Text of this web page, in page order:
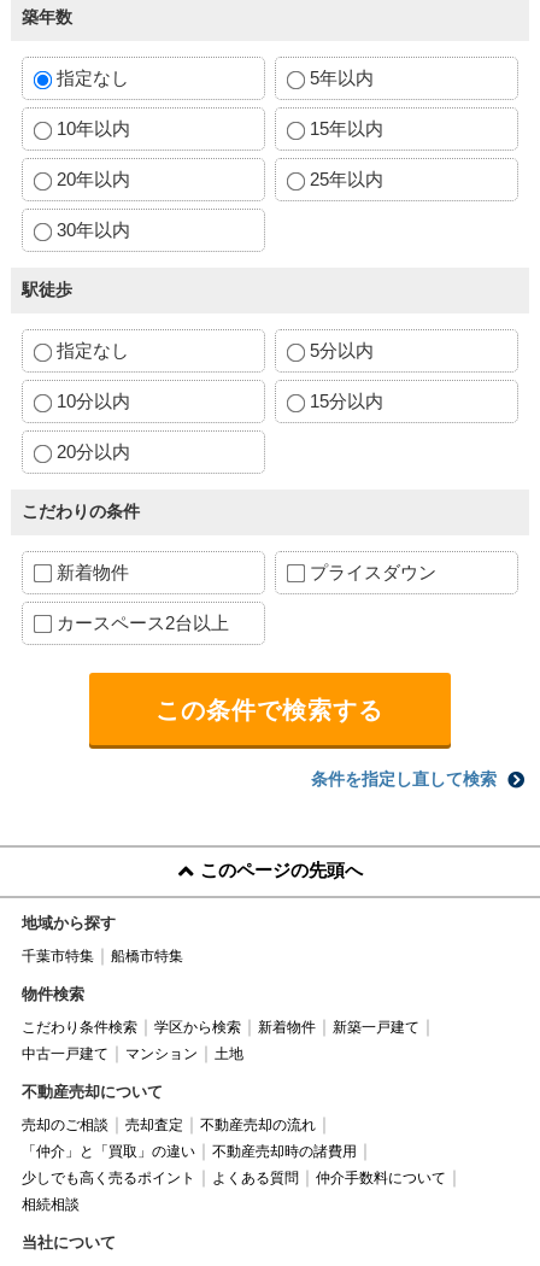
築年数
指定なし 5年以内
10年以内 15年以内
20年以内 25年以内
30年以内
駅徒歩
指定なし 5分以内
10分以内 15分以内
20分以内
こだわりの条件
新着物件 プライスダウン
カースペース2台以上
条件を指定し直して検索
このページの先頭へ
地域から探す
千葉市特集 船橋市特集
物件検索
こだわり条件検索 学区から検索 新着物件
新築一戸建て
中古一戸建て
マンション 土地
不動産売却について
売却のご相談 売却査定
不動産売却の流れ
「仲介」と「買取」の違い
不動産売却時の諸費用
少しでも高く売るポイント
よくある質問
仲介手数料について
相続相談
当社について